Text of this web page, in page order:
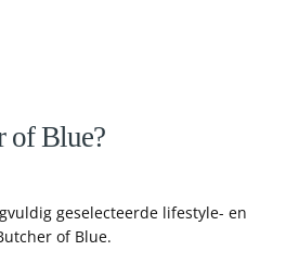
of Blue?
geselecteerde lifestyle- en
of Blue.